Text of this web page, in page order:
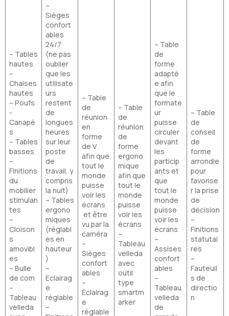
– Tables
hautes
–
Chaises
hautes
– Poufs
-
Canapé
s
– Tables
basses
–
Finitions
du
mobilier
stimulan
tes
–
Cloison
s
amovibl
es
– Bulle
de com
–
Tableau
velleda
–
Sièges
confort
ables
24/7
(ne pas
oublier
que les
utilisate
urs
restent
de
longues
heures
sur leur
poste
de
travail, y
compris
la nuit)
– Tables
ergono
miques
(réglabl
es en
hauteur
)
–
Eclairag
e
réglable
–
– Table
de
réunion
en
forme
de V
afin que
tout le
monde
puisse
voir les
écrans
et être
vu par la
caméra
–
Sièges
confort
ables
–
Eclairag
e
réglable
– Table
de
réunion
de
forme
ergono
mique
afin que
tout le
monde
puisse
voir les
écrans
–
Tableau
velleda
avec
outil
type
smartm
arker
– Table
de
forme
adapté
e afin
que le
formate
ur
puisse
circuler
devant
les
particip
ants et
que
tout le
monde
puisse
voir les
écrans
–
Assises
confort
ables
–
Tableau
velleda
de
– Table
de
conseil
de
forme
arrondie
pour
favorise
r la prise
de
décision
–
Finitions
statutai
res
–
Fauteuil
s de
directio
n